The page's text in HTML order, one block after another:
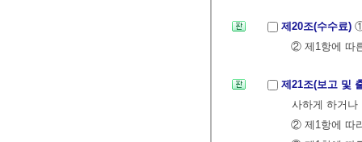
제20조(수수료)
② 제1항에 따
제21조(보고 및
사하게 하거나
② 제1항에 따